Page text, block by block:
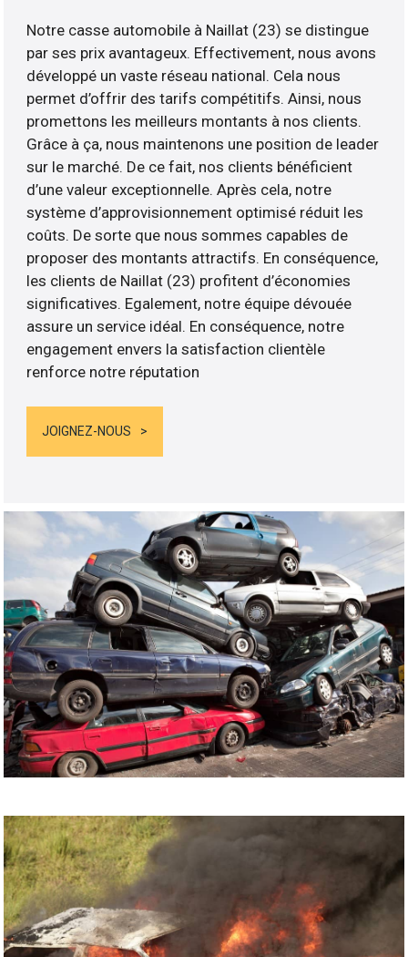
Notre casse automobile à Naillat (23) se distingue
par ses prix avantageux. Effectivement, nous avons
développé un vaste réseau national. Cela nous
permet d’offrir des tarifs compétitifs. Ainsi, nous
promettons les meilleurs montants à nos clients.
Grâce à ça, nous maintenons une position de leader
sur le marché. De ce fait, nos clients bénéficient
d’une valeur exceptionnelle. Après cela, notre
système d’approvisionnement optimisé réduit les
coûts. De sorte que nous sommes capables de
proposer des montants attractifs. En conséquence,
les clients de Naillat (23) profitent d’économies
significatives. Egalement, notre équipe dévouée
assure un service idéal. En conséquence, notre
engagement envers la satisfaction clientèle
renforce notre réputation
JOIGNEZ-NOUS